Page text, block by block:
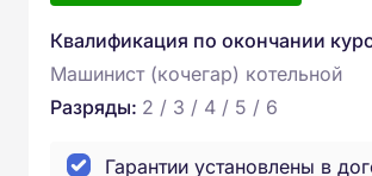
Квалификация по окончании
Машинист (кочегар) котельной
Разряды: 2 / 3 / 4 / 5 / 6
Гарантии установлены в